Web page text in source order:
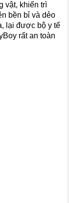
vật, khiến trì
bền bỉ và dẻo
lại được bộ y tế
rất an toàn